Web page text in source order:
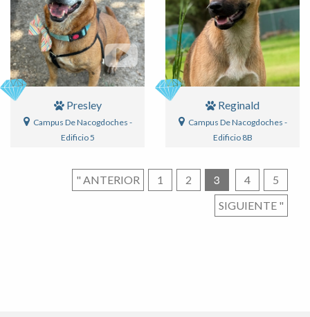
Presley
Campus De Nacogdoches -
Edificio 5
Reginald
Campus De Nacogdoches -
Edificio 8B
Paginación
" ANTERIOR 1 2 3 4
5
SIGUIENTE "